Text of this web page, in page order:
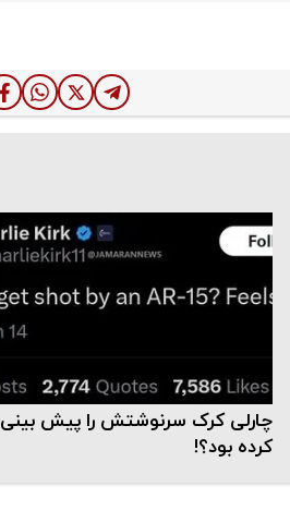
چارلی کرک سرنوشتش را پیش بینی
کرده بود؟!